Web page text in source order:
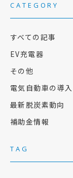
CATEGORY
すべての記事
EV充電器
その他
電気自動車の導入
最新脱炭素動向
補助金情報
TAG